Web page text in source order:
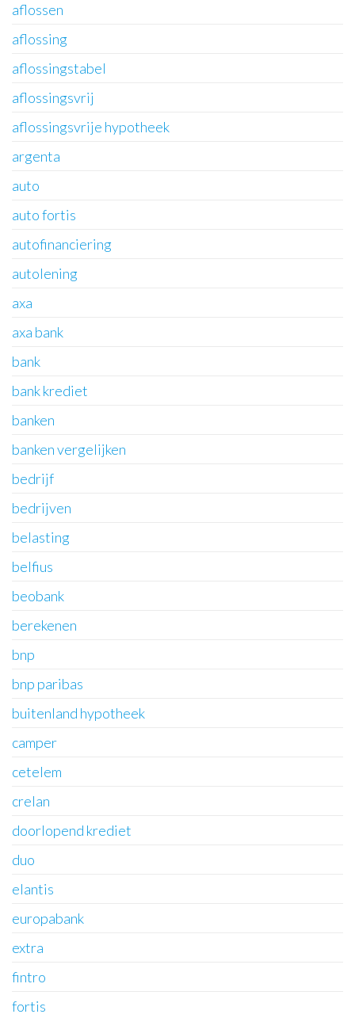
aflossen
aflossing
aflossingstabel
aflossingsvrij
aflossingsvrije hypotheek
argenta
auto
auto fortis
autofinanciering
autolening
axa
axa bank
bank
bank krediet
banken
banken vergelijken
bedrijf
bedrijven
belasting
belfius
beobank
berekenen
bnp
bnp paribas
buitenland hypotheek
camper
cetelem
crelan
doorlopend krediet
duo
elantis
europabank
extra
fintro
fortis